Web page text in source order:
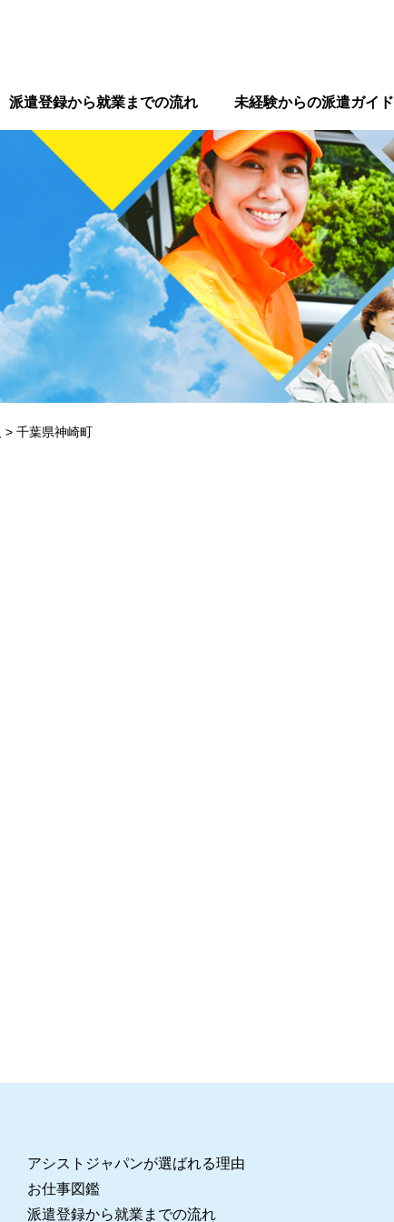
派遣登録から就業までの流れ 未経験からの派遣ガイド
> 千葉県神崎町
アシストジャパンが選ばれる理由
お仕事図鑑
派遣登録から就業までの流れ